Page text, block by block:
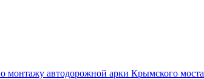
монтажу автодорожной арки Крымского моста